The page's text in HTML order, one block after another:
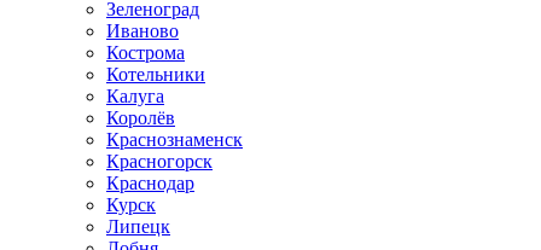
Зеленоград
Иваново
Кострома
Котельники
Калуга
Королёв
Краснознаменск
Красногорск
Краснодар
Курск
Липецк